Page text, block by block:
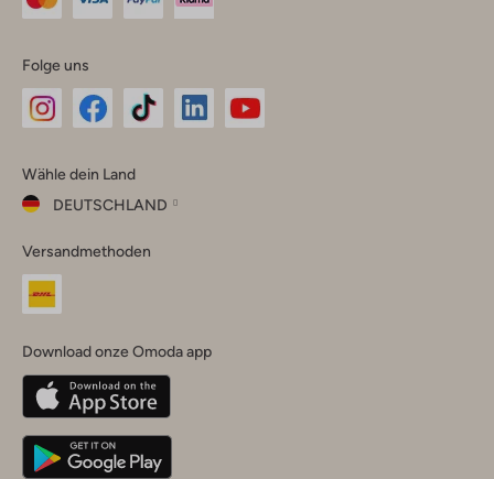
Folge uns
Instagram
Facebook
TikTok
Wähle dein Land
DEUTSCHLAND
dein
Land
Belgique(Français)
Deutschland
Versandmethoden
Download onze Omoda app